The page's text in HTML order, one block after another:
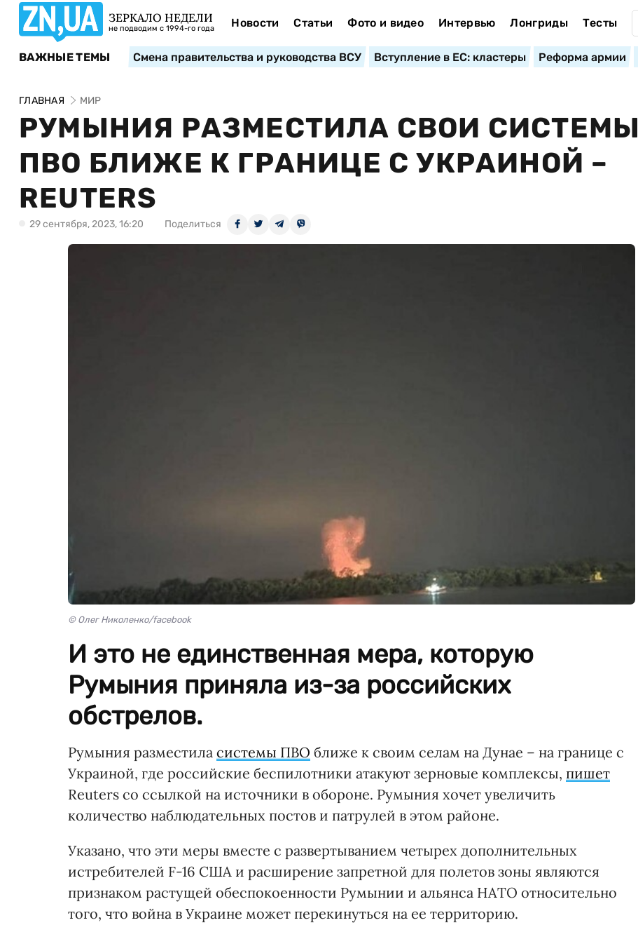
ЗЕРКАЛО НЕДЕЛИ
не подводим с 1994-го года Новости Статьи Фото и видео Интервью Лонгриды Тесты
ВАЖНЫЕ ТЕМЫ Смена правительства и руководства ВСУ Вступление в ЕС: кластеры Реформа армии
ГЛАВНАЯ МИР
РУМЫНИЯ РАЗМЕСТИЛА СВОИ СИСТЕМЫ
ПВО БЛИЖЕ К ГРАНИЦЕ С УКРАИНОЙ –
REUTERS
29 сентября, 2023, 16:20 Поделиться
© Олег Николенко/facebook
И это не единственная мера, которую
Румыния приняла из-за российских
обстрелов.
Румыния разместила системы ПВО ближе к своим селам на Дунае – на границе с
Украиной, где российские беспилотники атакуют зерновые комплексы, пишет
Reuters со ссылкой на источники в обороне. Румыния хочет увеличить
количество наблюдательных постов и патрулей в этом районе.
Указано, что эти меры вместе с развертыванием четырех дополнительных
истребителей F-16 США и расширение запретной для полетов зоны являются
признаком растущей обеспокоенности Румынии и альянса НАТО относительно
того, что война в Украине может перекинуться на ее территорию.